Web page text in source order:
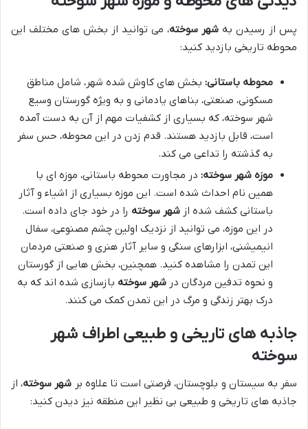
پس از رسیدن به شهر سوخته، می توانید از بخش های مختلف این
محوطه تاریخی بازدید کنید:
محوطه باستانی: بخش های کاوش شده شهر، شامل مناطق
مسکونی، صنعتی، بناهای یادمانی و به ویژه گورستان وسیع
شهر سوخته، که بسیاری از کشفیات مهم از آن به دست آمده
است، قابل بازدید هستند. قدم زدن در این محوطه، حس سفر
به گذشته را تداعی می کند.
موزه شهر سوخته: در مجاورت محوطه باستانی، موزه ای با
همین نام احداث شده است. این موزه بسیاری از اشیاء و آثار
باستانی کشف شده از شهر سوخته را در خود جای داده است.
در این موزه، می توانید از نزدیک اولین چشم مصنوعی، سفال
انیمیشنی، ابزارهای سنگی و سایر آثار هنری و صنعتی مردمان
این تمدن را مشاهده کنید. همچنین، بخش هایی از گورستان
و نحوه تدفین مردگان در شهر سوخته بازسازی شده اند که به
درک بهتر زندگی و مرگ در این تمدن کمک می کنند.
جاذبه های تاریخی و طبیعی اطراف شهر
سوخته
سفر به سیستان و بلوچستان، فرصتی است تا علاوه بر شهر سوخته، از
جاذبه های تاریخی و طبیعی بی نظیر این منطقه نیز دیدن کنید: